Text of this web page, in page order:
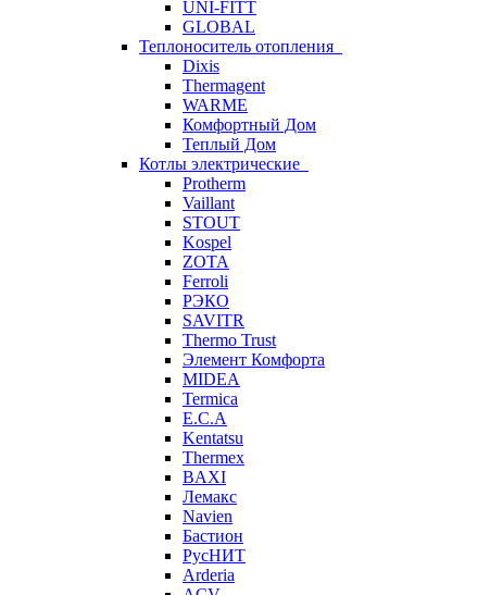
UNI-FITT
GLOBAL
Теплоноситель отопления
Dixis
Thermagent
WARME
Комфортный Дом
Теплый Дом
Котлы электрические
Protherm
Vaillant
STOUT
Kospel
ZOTA
Ferroli
РЭКО
SAVITR
Thermo Trust
Элемент Комфорта
MIDEA
Termica
E.C.A
Kentatsu
Thermex
BAXI
Лемакс
Navien
Бастион
РусНИТ
Arderia